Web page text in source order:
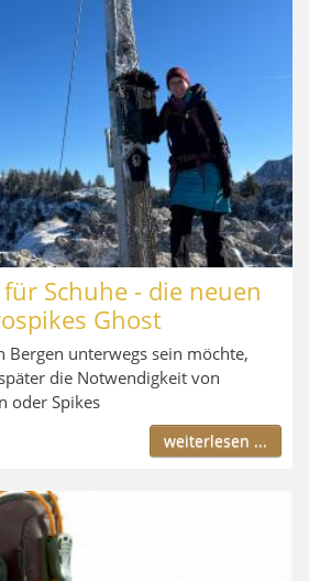
Schuhe - die neuen
Ghost
Bergen unterwegs sein möchte,
die Notwendigkeit von
oder Spikes
weiterlesen ...